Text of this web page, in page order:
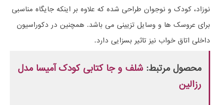
نوزاد، کودک و نوجوان طراحی شده که علاوه بر اینکه جایگاه مناسبی
برای عروسک ها و وسایل تزیینی می باشد. همچنین در دکوراسیون
داخلی اتاق خواب نیز تاثیر بسزایی دارد.
محصول مرتبط: شلف و جا کتابی کودک آمیسا مدل
رزالین